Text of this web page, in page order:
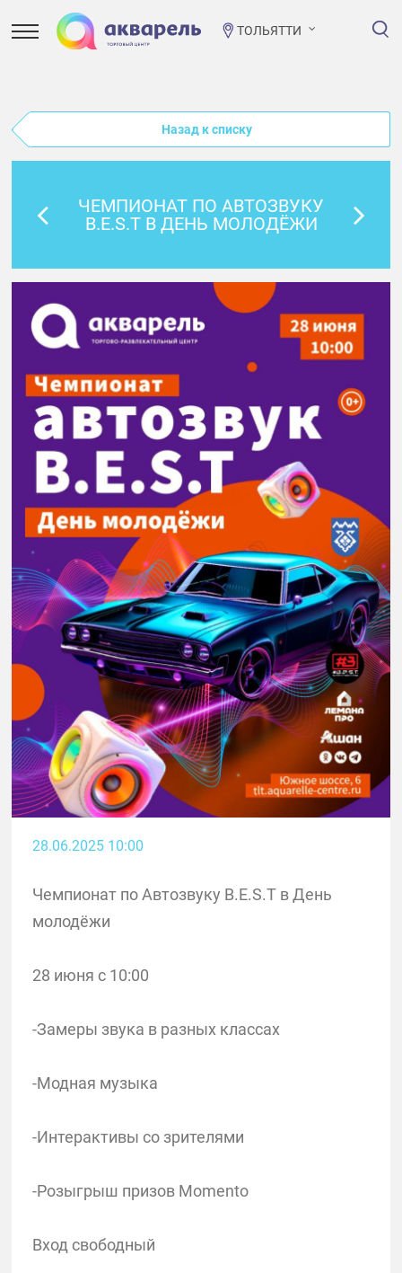
ТОЛЬЯТТИ
Назад к списку
ЧЕМПИОНАТ ПО АВТОЗВУКУ
B.E.S.T В ДЕНЬ МОЛОДЁЖИ
28.06.2025 10:00
Чемпионат по Автозвуку B.E.S.T в День
молодёжи
28 июня с 10:00
-Замеры звука в разных классах
-Модная музыка
-Интерактивы со зрителями
-Розыгрыш призов Momento
Вход свободный